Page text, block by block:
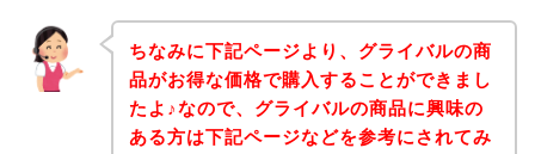
ちなみに下記ページより、グライバルの商
品がお得な価格で購入することができまし
たよ♪なので、グライバルの商品に興味の
ある方は下記ページなどを参考にされてみ